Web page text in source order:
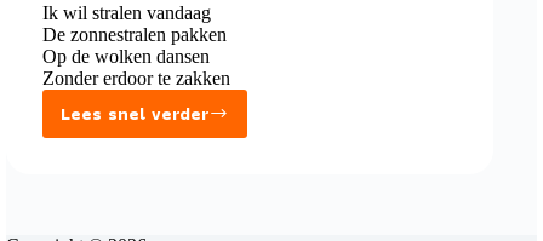
Ik wil stralen vandaag
De zonnestralen pakken
Op de wolken dansen
Zonder erdoor te zakken
Lees snel verder
Stralen